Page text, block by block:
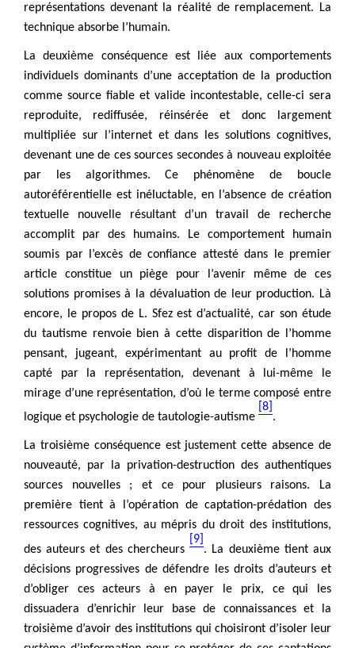
représentations devenant la réalité de remplacement. La
technique absorbe l’humain.
La deuxième conséquence est liée aux comportements
individuels dominants d’une acceptation de la production
comme source fiable et valide incontestable, celle-ci sera
reproduite, rediffusée, réinsérée et donc largement
multipliée sur l’internet et dans les solutions cognitives,
devenant une de ces sources secondes à nouveau exploitée
par les algorithmes. Ce phénomène de boucle
autoréférentielle est inéluctable, en l’absence de création
textuelle nouvelle résultant d’un travail de recherche
accomplit par des humains. Le comportement humain
soumis par l’excès de confiance attesté dans le premier
article constitue un piège pour l’avenir même de ces
solutions promises à la dévaluation de leur production. Là
encore, le propos de L. Sfez est d’actualité, car son étude
du tautisme renvoie bien à cette disparition de l’homme
pensant, jugeant, expérimentant au profit de l’homme
capté par la représentation, devenant à lui-même le
mirage d’une représentation, d’où le terme composé entre
logique et psychologie de tautologie-autisme
[8]
.
La troisième conséquence est justement cette absence de
nouveauté, par la privation-destruction des authentiques
sources nouvelles ; et ce pour plusieurs raisons. La
première tient à l’opération de captation-prédation des
ressources cognitives, au mépris du droit des institutions,
des auteurs et des chercheurs
[9]
. La deuxième tient aux
décisions progressives de défendre les droits d’auteurs et
d’obliger ces acteurs à en payer le prix, ce qui les
dissuadera d’enrichir leur base de connaissances et la
troisième d’avoir des institutions qui choisiront d’isoler leur
Citer cet article Fermer
PONTOIZEAU, P.-A. (2026) L'entropie
systémique de l'IA générative grand public.
Contacter Fermer